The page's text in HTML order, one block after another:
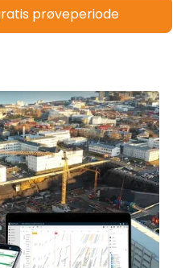
prøveperiode